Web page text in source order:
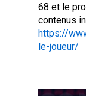
68 et le
contenus
https://
le-joueur/